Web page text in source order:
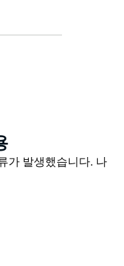
까운 시일 내에 추가
가 발생했습니다. 나